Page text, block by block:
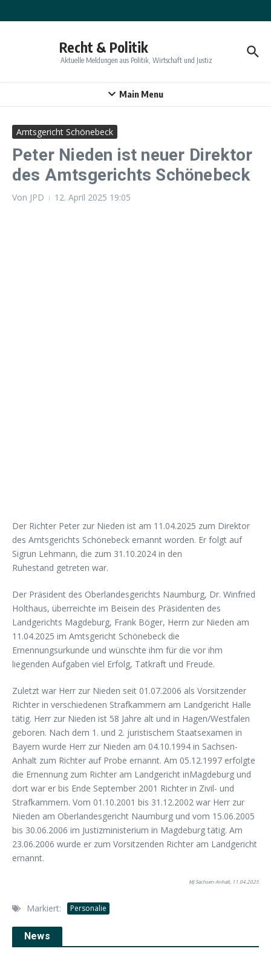
Recht & Politik
Aktuelle Meldungen aus Politik, Wirtschaft und Justiz
Main Menu
Amtsgericht Schönebeck
Peter Nieden ist neuer Direktor
des Amtsgerichts Schönebeck
Von JPD 12. April 2025 19:05
Der Richter Peter zur Nieden ist am 11.04.2025 zum Direktor
des Amtsgerichts Schönebeck ernannt worden. Er folgt auf
Sigrun Lehmann, die zum 31.10.2024 in den
Ruhestand getreten war.
Der Präsident des Oberlandesgerichts Naumburg, Dr. Winfried
Holthaus, überreichte im Beisein des Präsidenten des
Landgerichts Magdeburg, Frank Böger, Herrn zur Nieden am
11.04.2025 im Amtsgericht Schönebeck die
Ernennungsurkunde und wünschte ihm für die vor ihm
liegenden Aufgaben viel Erfolg, Tatkraft und Freude.
Zuletzt war Herr zur Nieden seit 01.07.2006 als Vorsitzender
Richter in verschiedenen Strafkammern am Landgericht Halle
tätig. Herr zur Nieden ist 58 Jahre alt und in Hagen/Westfalen
geboren. Nach dem 1. und 2. juristischem Staatsexamen in
Bayern wurde Herr zur Nieden am 04.10.1994 in Sachsen-
Anhalt zum Richter auf Probe ernannt. Am 05.12.1997 erfolgte
die Ernennung zum Richter am Landgericht inMagdeburg und
dort war er bis Ende September 2001 Richter in Zivil- und
Strafkammern. Vom 01.10.2001 bis 31.12.2002 war Herr zur
Nieden am Oberlandesgericht Naumburg und vom 15.06.2005
bis 30.06.2006 im Justizministerium in Magdeburg tätig. Am
23.06.2006 wurde er zum Vorsitzenden Richter am Landgericht
ernannt.
MJ Sachsen-Anhalt, 11.04.2025
Markiert: Personalie
News